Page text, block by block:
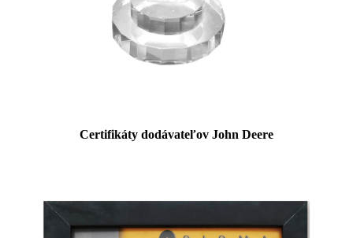
Certifikáty dodávateľov John Deere